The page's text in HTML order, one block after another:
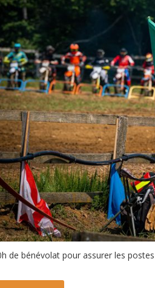
de bénévolat pour assurer les